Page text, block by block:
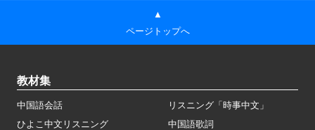
▲
ページトップへ
教材集
中国語会話
リスニング「時事中文」
ひよこ中文リスニング
中国語歌詞